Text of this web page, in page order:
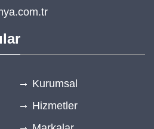
Kurumsal
Hizmetler